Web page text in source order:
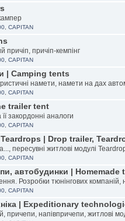
, CAPITAN
причіп, причіп-кемпінг
, CAPITAN
| Сamping tents
намети, намети на дах
, CAPITAN
trailer tent
закордонні аналоги
, CAPITAN
| Drop trailer,
пересувні житлові модулі
, CAPITAN
автобудинки | Homemade
Розробки тюнінгових компаній,
, CAPITAN
| Expeditionary
причепи, напівпричепи, житлові